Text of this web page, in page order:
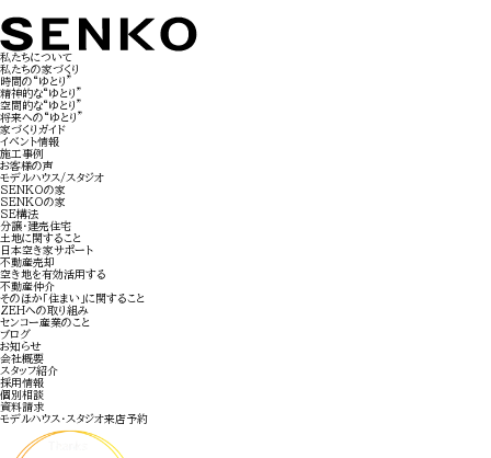
私たちについて
私たちの家づくり
時間の“ゆとり”
精神的な“ゆとり”
空間的な“ゆとり”
将来への“ゆとり”
家づくりガイド
イベント情報
施工事例
お客様の声
モデルハウス/スタジオ
SENKOの家
SENKOの家
SE構法
分譲・建売住宅
土地に関すること
日本空き家サポート
不動産売却
空き地を有効活用する
不動産仲介
そのほか 「住まい」に関すること
ZEHへの取り組み
センコー産業のこと
ブログ
お知らせ
会社概要
スタッフ紹介
採用情報
個別相談
資料請求
モデルハウス・ スタジオ来店予約